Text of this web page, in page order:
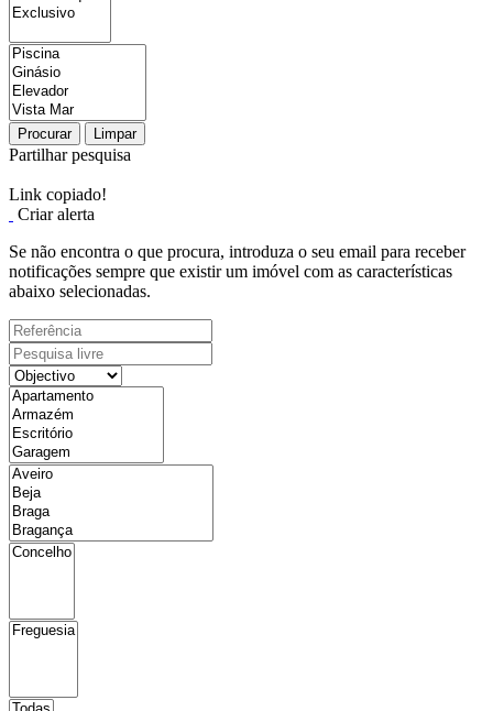
Procurar Limpar
Partilhar pesquisa
Link copiado!
Criar alerta
Se não encontra o que procura, introduza o seu email para receber
notificações sempre que existir um imóvel com as características
abaixo selecionadas.